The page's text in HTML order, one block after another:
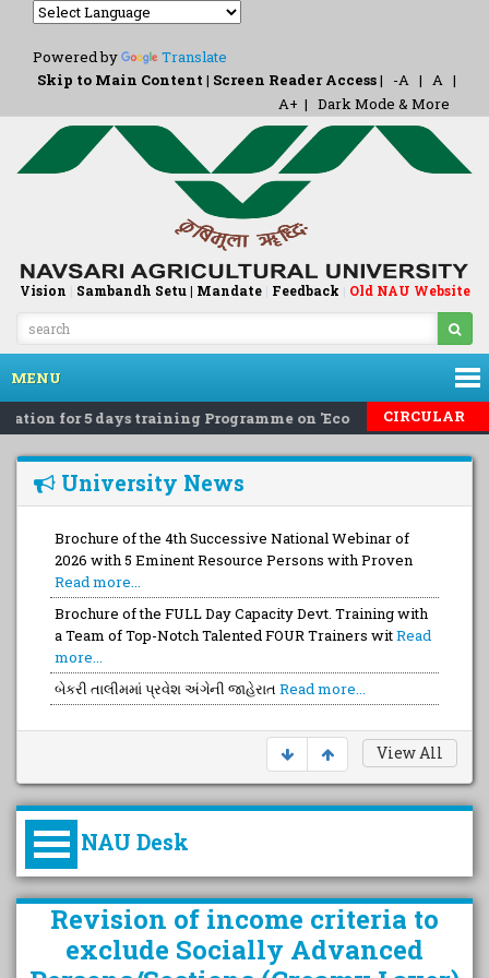
Powered by
Translate
Skip to Main Content | Screen Reader Access| -A | A |
A+ | Dark Mode & More
Vision | Sambandh Setu | Mandate| Feedback | Old NAU Website
MENU
for 5 days training Programme on 'Eco-Friendly Rodent
CIRCULAR
University News
Brochure of the 4th Successive National Webinar of
2026 with 5 Eminent Resource Persons with Proven
Read more...
Brochure of the FULL Day Capacity Devt. Training with
a Team of Top-Notch Talented FOUR Trainers witRead
more...
બેકરી તાલીમમાં પ્રવેશ અંગેની જાહેરાત Read more...
View All
NAU Desk
કુલપતિની પરિવર્તનકારી પહેલનું
વિહંગાવલોકન (ઓક્ટોબર ૨૦૨૦-૨૦૨૫)
Revision of income criteria to
exclude Socially Advanced